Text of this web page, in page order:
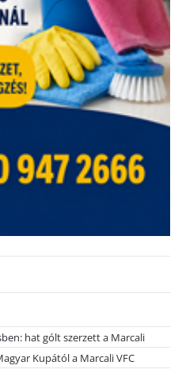
hat gólt szerzett a Marcali
Kupától a Marcali VFC